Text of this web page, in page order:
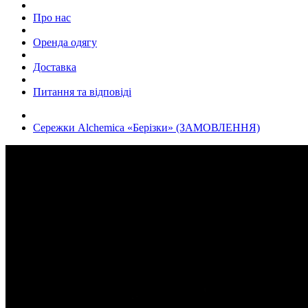
Про нас
Оренда одягу
Доставка
Питання та відповіді
Сережки Alchemica «Берізки» (ЗАМОВЛЕННЯ)